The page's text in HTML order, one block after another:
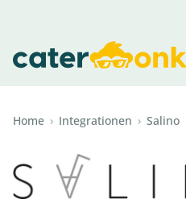
Home › Integrationen › Salino